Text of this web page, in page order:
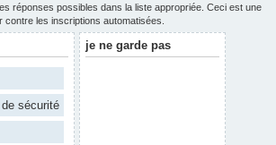
réponses possibles dans la liste appropriée. Ceci est une
les inscriptions automatisées.
sécurité
je ne garde pas